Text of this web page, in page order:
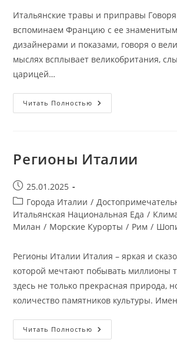
Итальянские травы и приправы
вспоминаем Францию с ее
дизайнерами и показами, говоря о
мыслях всплывает великобритания,
царицей…
Читать Полностью Итальянские
Травы
Регионы Италии
Запись
опубликована:
25.01.2025
Рубрика
записи:
Города Италии /
Итальянская Национальная Еда /
Милан / Морские Курорты / Рим /
Регионы Италии Италия – яркая и
которой мечтают побывать миллионы
здесь не только прекрасная природа,
количество памятников культуры.
Читать Полностью Регионы
Италии